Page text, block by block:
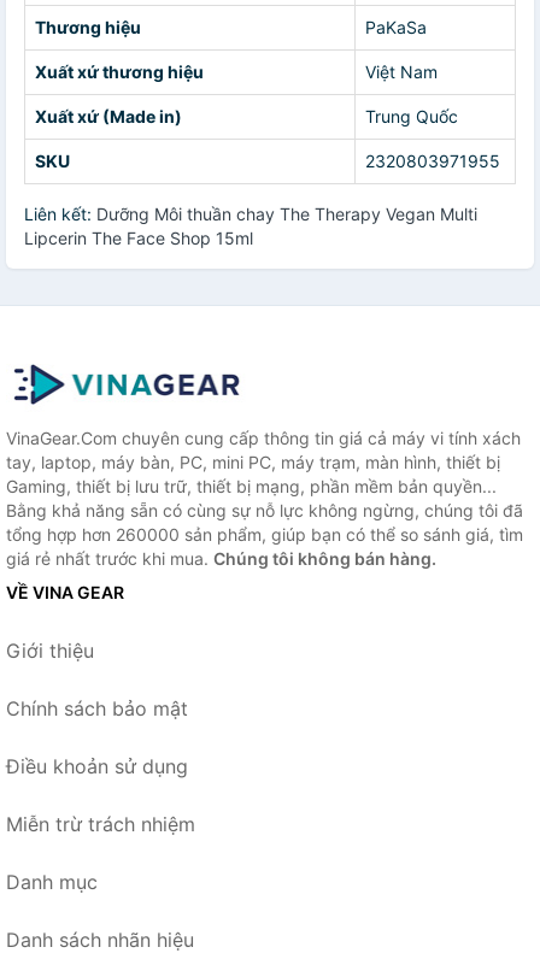
Thương hiệu PaKaSa
Xuất xứ thương hiệu Việt Nam
Xuất xứ (Made in) Trung Quốc
SKU 2320803971955
Liên kết: Dưỡng Môi thuần chay The Therapy Vegan Multi
Lipcerin The Face Shop 15ml
VinaGear.Com chuyên cung cấp thông tin giá cả máy vi tính xách
tay, laptop, máy bàn, PC, mini PC, máy trạm, màn hình, thiết bị
Gaming, thiết bị lưu trữ, thiết bị mạng, phần mềm bản quyền...
Bằng khả năng sẵn có cùng sự nỗ lực không ngừng, chúng tôi đã
tổng hợp hơn 260000 sản phẩm, giúp bạn có thể so sánh giá, tìm
giá rẻ nhất trước khi mua. Chúng tôi không bán hàng.
VỀ VINA GEAR
Giới thiệu
Chính sách bảo mật
Điều khoản sử dụng
Miễn trừ trách nhiệm
Danh mục
Danh sách nhãn hiệu